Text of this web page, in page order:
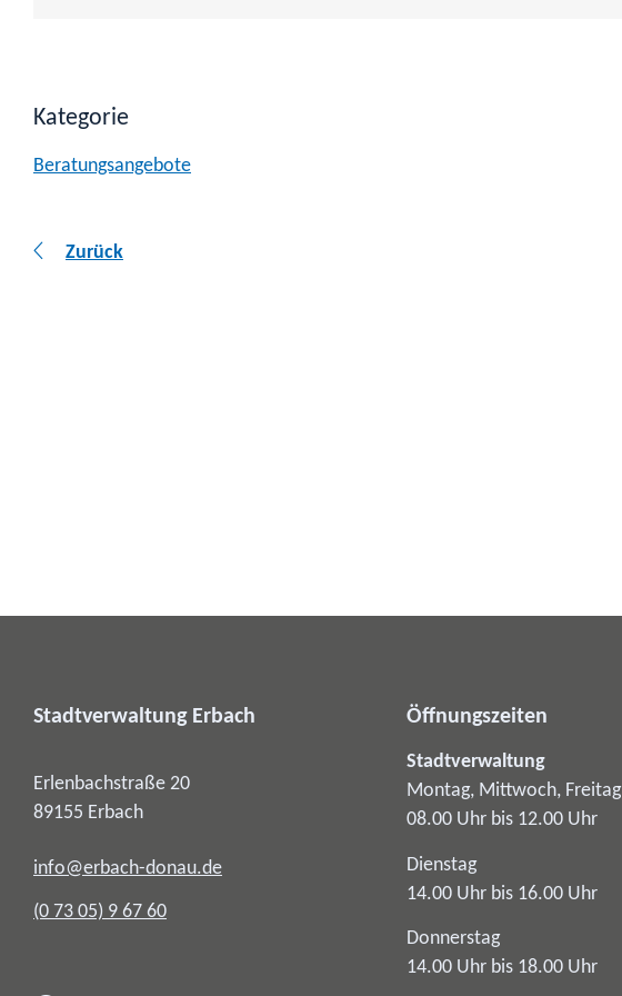
Kategorie
Beratungsangebote
Zurück
Stadtverwaltung Erbach
Erlenbachstraße 20
89155 Erbach
info@erbach-donau.de
(0 73 05) 9 67 60
Öffnungszeiten
Stadtverwaltung
Montag, Mittwoch, Freitag
08.00 Uhr bis 12.00 Uhr
Dienstag
14.00 Uhr bis 16.00 Uhr
Donnerstag
14.00 Uhr bis 18.00 Uhr